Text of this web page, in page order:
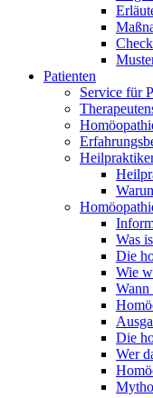
Patienten
Service für
Was
Die
Wie
Die
Wer